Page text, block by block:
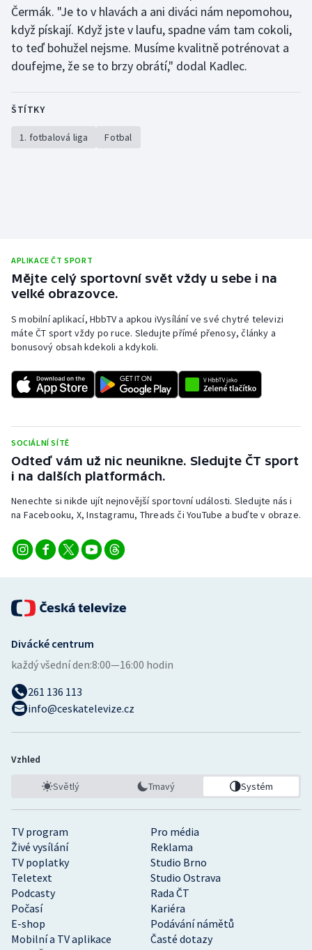
Čermák. "Je to v hlavách a ani diváci nám nepomohou,
když pískají. Když jste v laufu, spadne vám tam cokoli,
to teď bohužel nejsme. Musíme kvalitně potrénovat a
doufejme, že se to brzy obrátí," dodal Kadlec.
ŠTÍTKY
1. fotbalová liga Fotbal
APLIKACE ČT SPORT
Mějte celý sportovní svět vždy u sebe i na
velké obrazovce.
S mobilní aplikací, HbbTV a apkou iVysílání ve své chytré televizi
máte ČT sport vždy po ruce. Sledujte přímé přenosy, články a
bonusový obsah kdekoli a kdykoli.
SOCIÁLNÍ SÍTĚ
Odteď vám už nic neunikne. Sledujte ČT sport
i na dalších platformách.
Nenechte si nikde ujít nejnovější sportovní události. Sledujte nás i
na Facebooku, X, Instagramu, Threads či YouTube a buďte v obraze.
TV program
Pro média
Živé vysílání
Reklama
TV poplatky
Studio Brno
Teletext
Studio Ostrava
Podcasty
Rada ČT
Počasí
Kariéra
E-shop
Podávání námětů
Mobilní a TV aplikace
Časté dotazy
Divácké centrum
každý všední den:8:00—16:00 hodin
261 136 113
info@ceskatelevize.cz
Vzhled
Světlý Tmavý Systém